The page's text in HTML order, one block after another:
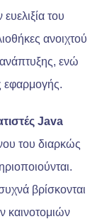
του
ανοιχτού
ανάπτυξης, ενώ
εφαρμογής.
Java
του διαρκώς
βρίσκονται